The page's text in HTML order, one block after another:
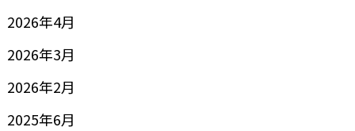
2026年4月
2026年3月
2026年2月
2025年6月